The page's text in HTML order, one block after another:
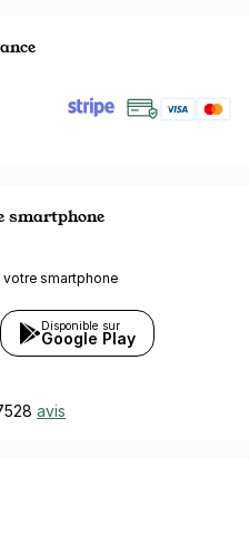
smartphone
votre smartphone
Disponible sur
Google Play
avis